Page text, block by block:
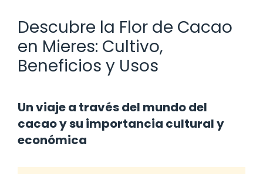
Descubre la Flor de Cacao
en Mieres: Cultivo,
Beneficios y Usos
Un viaje a través del mundo del
cacao y su importancia cultural y
económica